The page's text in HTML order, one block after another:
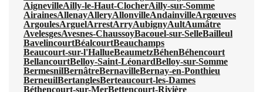
AignevilleAilly-le-Haut-ClocherAilly-sur-Somme
AirainesAllenayAlleryAllonvilleAndainvilleArgœuves
ArgoulesArguelArrestArryAubignyAultAumâtre
AvelesgesAvesnes-ChaussoyBacouel-sur-SelleBailleul
BavelincourtBéalcourtBeauchamps
Beaucourt-sur-l'HallueBeaumetzBéhenBéhencourt
BellancourtBelloy-Saint-LéonardBelloy-sur-Somme
BermesnilBernâtreBernavilleBernay-en-Ponthieu
BerneuilBertanglesBerteaucourt-les-Dames
Béthencourt-sur-MerBettencourt-Rivière